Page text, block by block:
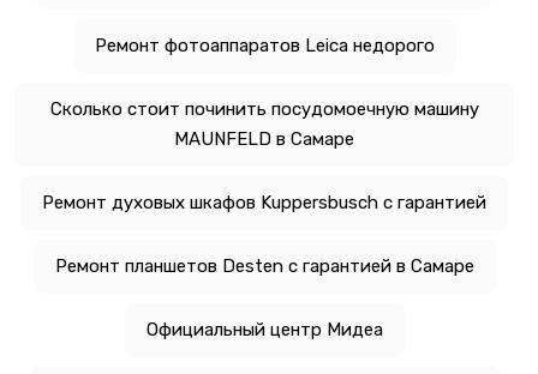
Ремонт фотоаппаратов Leica недорого
Сколько стоит починить посудомоечную машину
MAUNFELD в Самаре
Ремонт духовых шкафов Kuppersbusch с гарантией
Ремонт планшетов Desten с гарантией в Самаре
Официальный центр Мидеа